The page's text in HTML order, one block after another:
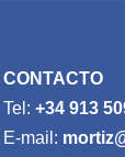
CONTACTO
Tel: +34 913
E-mail: